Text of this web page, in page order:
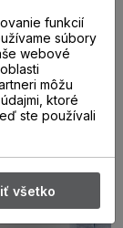
na
funkcií
súbory
webové
môžu
ktoré
ste používali
všetko